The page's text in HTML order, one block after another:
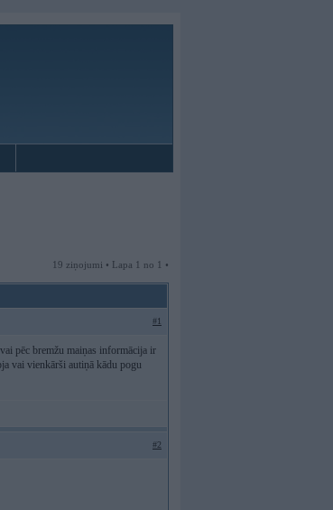
19 ziņojumi • Lapa 1 no 1 •
#1
pēc bremžu maiņas informācija ir
vai vienkārši autiņā kādu pogu
#2